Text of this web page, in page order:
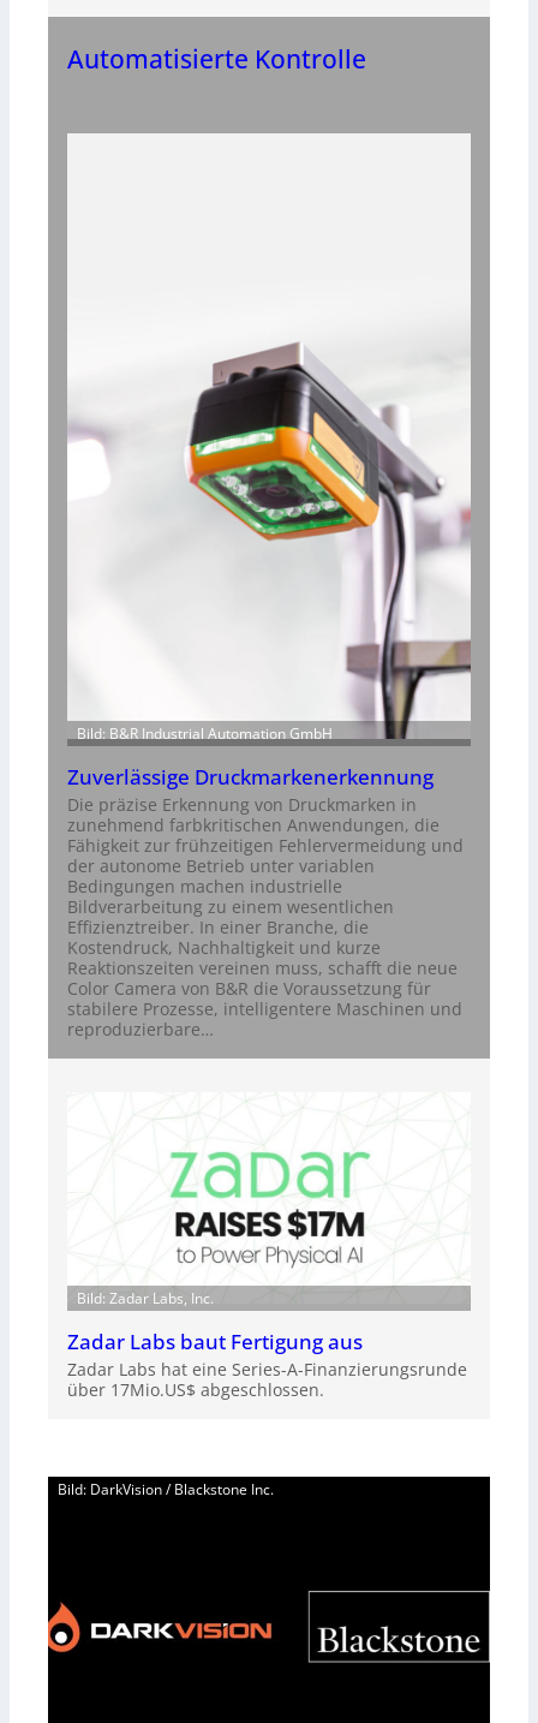
Automatisierte Kontrolle
Bild: B&R Industrial Automation GmbH
Zuverlässige Druckmarkenerkennung
Die präzise Erkennung von Druckmarken in
zunehmend farbkritischen Anwendungen, die
Fähigkeit zur frühzeitigen Fehlervermeidung und
der autonome Betrieb unter variablen
Bedingungen machen industrielle
Bildverarbeitung zu einem wesentlichen
Effizienztreiber. In einer Branche, die
Kostendruck, Nachhaltigkeit und kurze
Reaktionszeiten vereinen muss, schafft die neue
Color Camera von B&R die Voraussetzung für
stabilere Prozesse, intelligentere Maschinen und
reproduzierbare…
Bild: Zadar Labs, Inc.
Zadar Labs baut Fertigung aus
Zadar Labs hat eine Series-A-Finanzierungsrunde
über 17Mio.US$ abgeschlossen.
Bild: DarkVision / Blackstone Inc.